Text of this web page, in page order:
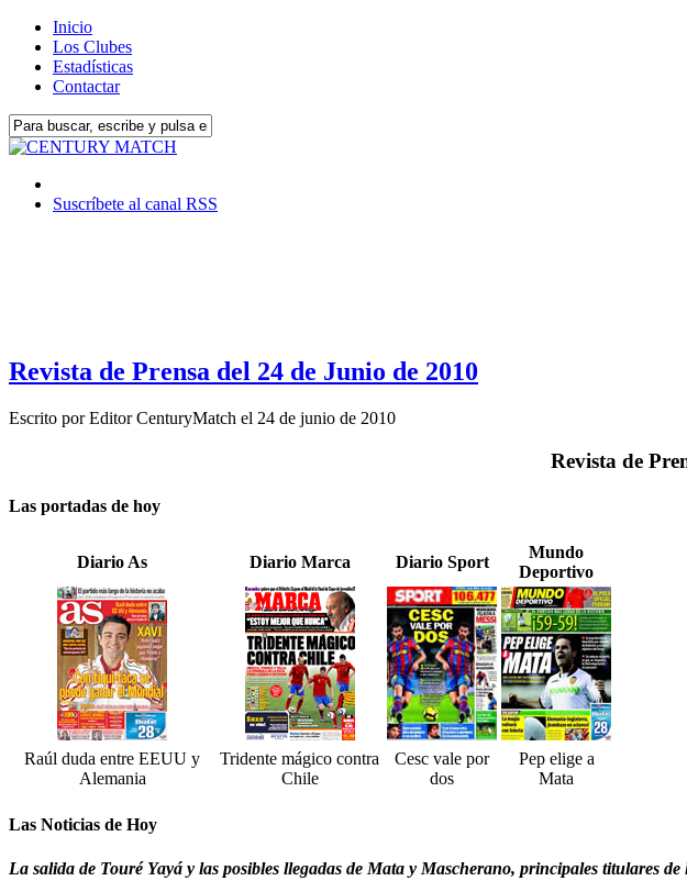
Inicio
Los Clubes
Estadísticas
Contactar
Suscríbete al canal RSS
Revista de Prensa del 24 de Junio de 2010
Escrito porEditor CenturyMatch el 24 de junio de 2010
Revista de
Las portadas de hoy
Diario As Diario Marca Diario Sport
Mundo
Deportivo
Raúl duda entre EEUU y
Alemania
Tridente mágico contra
Chile
Cesc vale por
dos
Pep elige a
Mata
Las Noticias de Hoy
La salida de Touré Yayá y las posibles llegadas de Mata y Mascherano, principales titulares